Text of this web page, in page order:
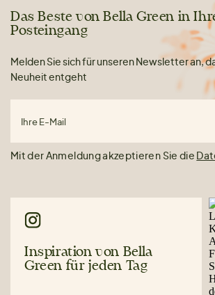
Das Beste von Bella Green in
Posteingang
Melden Sie sich für unseren Newsletter an,
Neuheit entgeht
Ihre E-Mail
Mit der Anmeldung akzeptieren Sie die
Inspiration von Bella
Green für jeden Tag